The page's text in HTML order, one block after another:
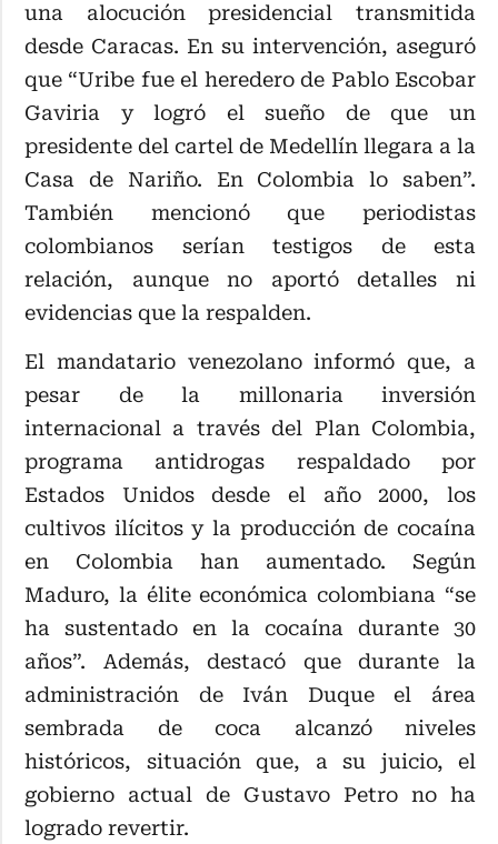
una alocución presidencial transmitida
desde Caracas. En su intervención, aseguró
que “Uribe fue el heredero de Pablo Escobar
Gaviria y logró el sueño de que un
presidente del cartel de Medellín llegara a la
Casa de Nariño. En Colombia lo saben”.
También mencionó que periodistas
colombianos serían testigos de esta
relación, aunque no aportó detalles ni
evidencias que la respalden.
El mandatario venezolano informó que, a
pesar de la millonaria inversión
internacional a través del Plan Colombia,
programa antidrogas respaldado por
Estados Unidos desde el año 2000, los
cultivos ilícitos y la producción de cocaína
en Colombia han aumentado. Según
Maduro, la élite económica colombiana “se
ha sustentado en la cocaína durante 30
años”. Además, destacó que durante la
administración de Iván Duque el área
sembrada de coca alcanzó niveles
históricos, situación que, a su juicio, el
gobierno actual de Gustavo Petro no ha
logrado revertir.